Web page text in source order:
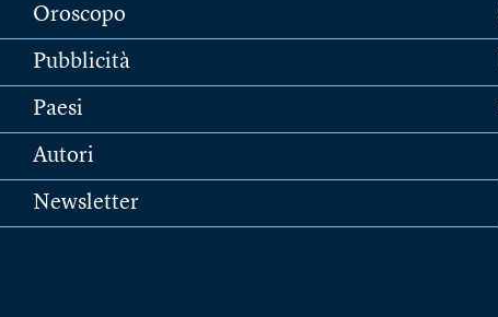
Oroscopo
Pubblicità
Paesi
Autori
Newsletter